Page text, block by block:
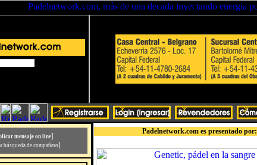
mensaje on line]
de compañero]
Padelnetwork.com es presentado por: